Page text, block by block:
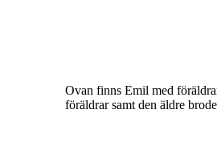
Ovan finns Emil med
föräldrar samt den äldre